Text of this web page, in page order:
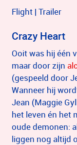
Flight | Trailer
Crazy Heart
Ooit was hij één
maar door zijn
(gespeeld door
Wanneer hij
Jean (Maggie
het leven én het
oude demonen:
liggen nog altijd